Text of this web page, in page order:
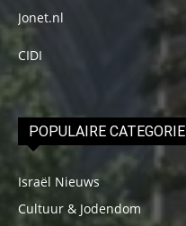
Jonet.nl
CIDI
POPULAIRE CATEGORIE
Israël Nieuws
Cultuur & Jodendom